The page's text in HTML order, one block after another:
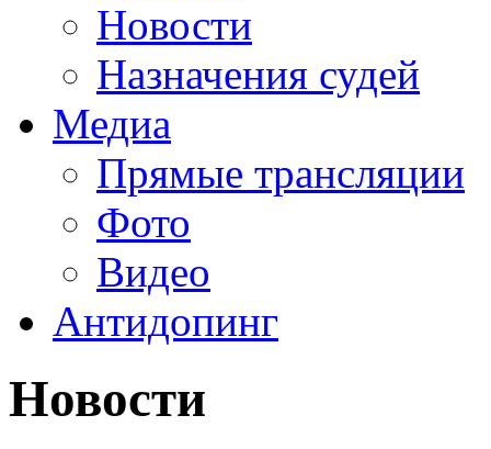
Новости
Назначения судей
Медиа
Прямые трансляции
Фото
Видео
Антидопинг
Новости